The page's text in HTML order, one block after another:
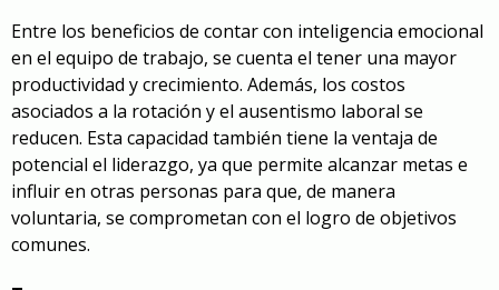
Entre los beneficios de contar con inteligencia emocional
en el equipo de trabajo, se cuenta el tener una mayor
productividad y crecimiento. Además, los costos
asociados a la rotación y el ausentismo laboral se
reducen. Esta capacidad también tiene la ventaja de
potencial el liderazgo, ya que permite alcanzar metas e
influir en otras personas para que, de manera
voluntaria, se comprometan con el logro de objetivos
comunes.